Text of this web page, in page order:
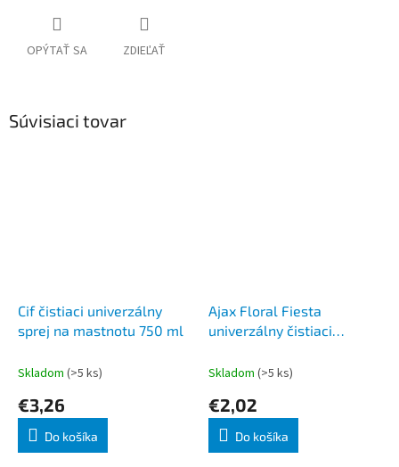
OPÝTAŤ SA ZDIEĽAŤ
Súvisiaci tovar
Cif čistiaci univerzálny
sprej na mastnotu 750 ml
Skladom (>5 ks)
€3,26
Do košíka
Ajax Floral Fiesta
univerzálny čistiaci
Flowers 1 l
Skladom (>5 ks)
€2,02
Do košíka